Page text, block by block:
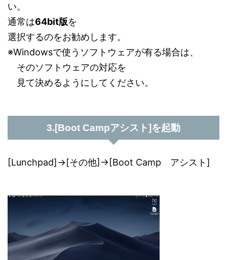
い。
通常は64bit版を
選択するのをお勧めします。
※Windowsで使うソフトウェアが有る場合は、
そのソフトウェアの対応を
見て決めるようにしてください。
3.[Boot Campアシスト]を起動
[Lunchpad]→[その他]→[Boot Camp アシスト]